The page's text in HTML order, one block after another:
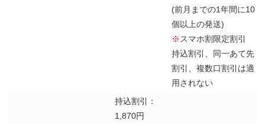
(前月までの1年間に10
個以上の発送)
※ スマホ割限定割引
持込割引、同一あて先
割引、複数口割引は適
用されない
持込割引：
1,870円